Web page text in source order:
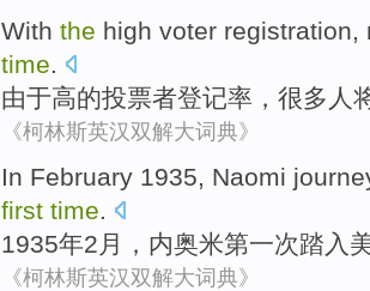
With the high voter registration,
time.
由于高的投票者登记率 ， 很多人
《柯林斯英汉双解大词典》
In February 1935, Naomi
first time.
1935年2月 ， 内奥米第一次踏入
《柯林斯英汉双解大词典》